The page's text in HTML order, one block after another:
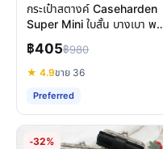
กระเป๋าสตางค์ Caseharden
Super Mini ใบสั้น บางเบา พก
พาสะดวก สไตล์มินิมอล
฿405฿980
★ 4.9ขาย 36
Preferred
-32%